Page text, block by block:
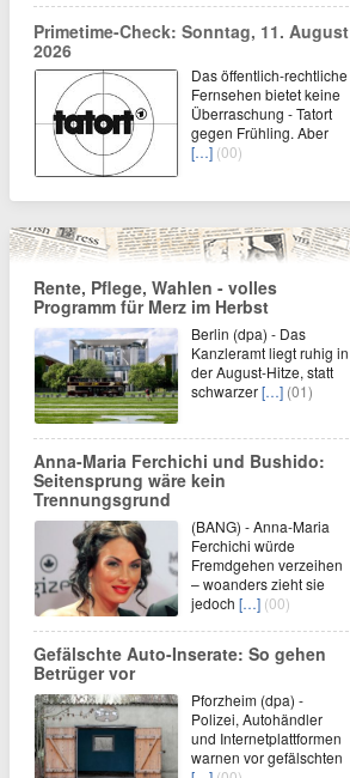
Primetime-Check: Sonntag, 11. August
2026
Das öffentlich-rechtliche
Fernsehen bietet keine
Überraschung - Tatort
gegen Frühling. Aber
[…] (00)
Rente, Pflege, Wahlen - volles
Programm für Merz im Herbst
Berlin (dpa) - Das
Kanzleramt liegt ruhig in
der August-Hitze, statt
schwarzer[…] (01)
Anna-Maria Ferchichi und Bushido:
Seitensprung wäre kein
Trennungsgrund
(BANG) - Anna-Maria
Ferchichi würde
Fremdgehen verzeihen
– woanders zieht sie
jedoch […] (00)
Gefälschte Auto-Inserate: So gehen
Betrüger vor
Pforzheim (dpa) -
Polizei, Autohändler
und Internetplattformen
warnen vor gefälschten